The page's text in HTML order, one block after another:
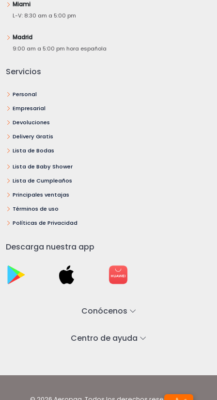
Miami
L-V: 8:30 am a 5:00 pm
Madrid
9:00 am a 5:00 pm hora española
Servicios
Personal
Empresarial
Devoluciones
Delivery Gratis
Lista de Bodas
Lista de Baby Shower
Lista de Cumpleaños
Principales ventajas
Términos de uso
Políticas de Privacidad
Descarga nuestra app
Conócenos
Centro de ayuda